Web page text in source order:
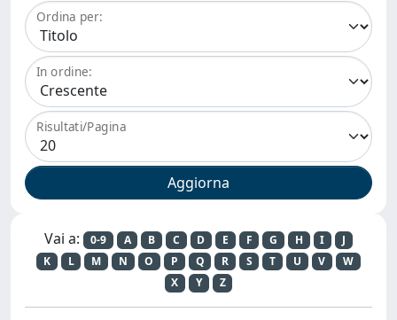
Ordina per:
In ordine:
Risultati/Pagina
Vai a: 0-9 A B C D E F G H I
J
K
L M N O P Q R S T U V
W
X
Y Z